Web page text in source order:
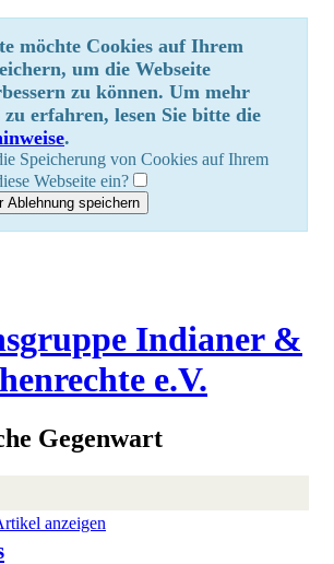
möchte Cookies auf Ihrem
um die Webseite
zu können. Um mehr
erfahren, lesen Sie bitte die
.
Speicherung von Cookies auf Ihrem
Webseite ein?
Indianer &
e.V.
Gegenwart
anzeigen